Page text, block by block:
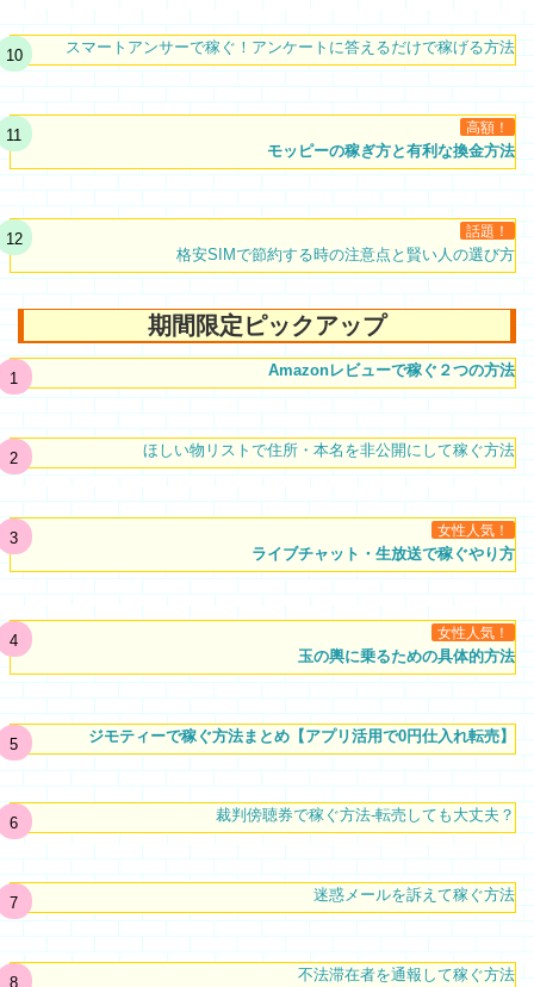
スマートアンサーで稼ぐ！アンケートに答えるだけで稼げる方法
高額！
モッピーの稼ぎ方と有利な換金方法
話題！
格安SIMで節約する時の注意点と賢い人の選び方
期間限定ピックアップ
Amazonレビューで稼ぐ２つの方法
ほしい物リストで住所・本名を非公開にして稼ぐ方法
女性人気！
ライブチャット・生放送で稼ぐやり方
女性人気！
玉の輿に乗るための具体的方法
ジモティーで稼ぐ方法まとめ【アプリ活用で0円仕入れ転売】
裁判傍聴券で稼ぐ方法-転売しても大丈夫？
迷惑メールを訴えて稼ぐ方法
不法滞在者を通報して稼ぐ方法